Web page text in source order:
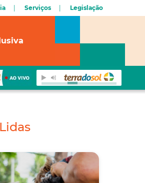
Serviços Legislação